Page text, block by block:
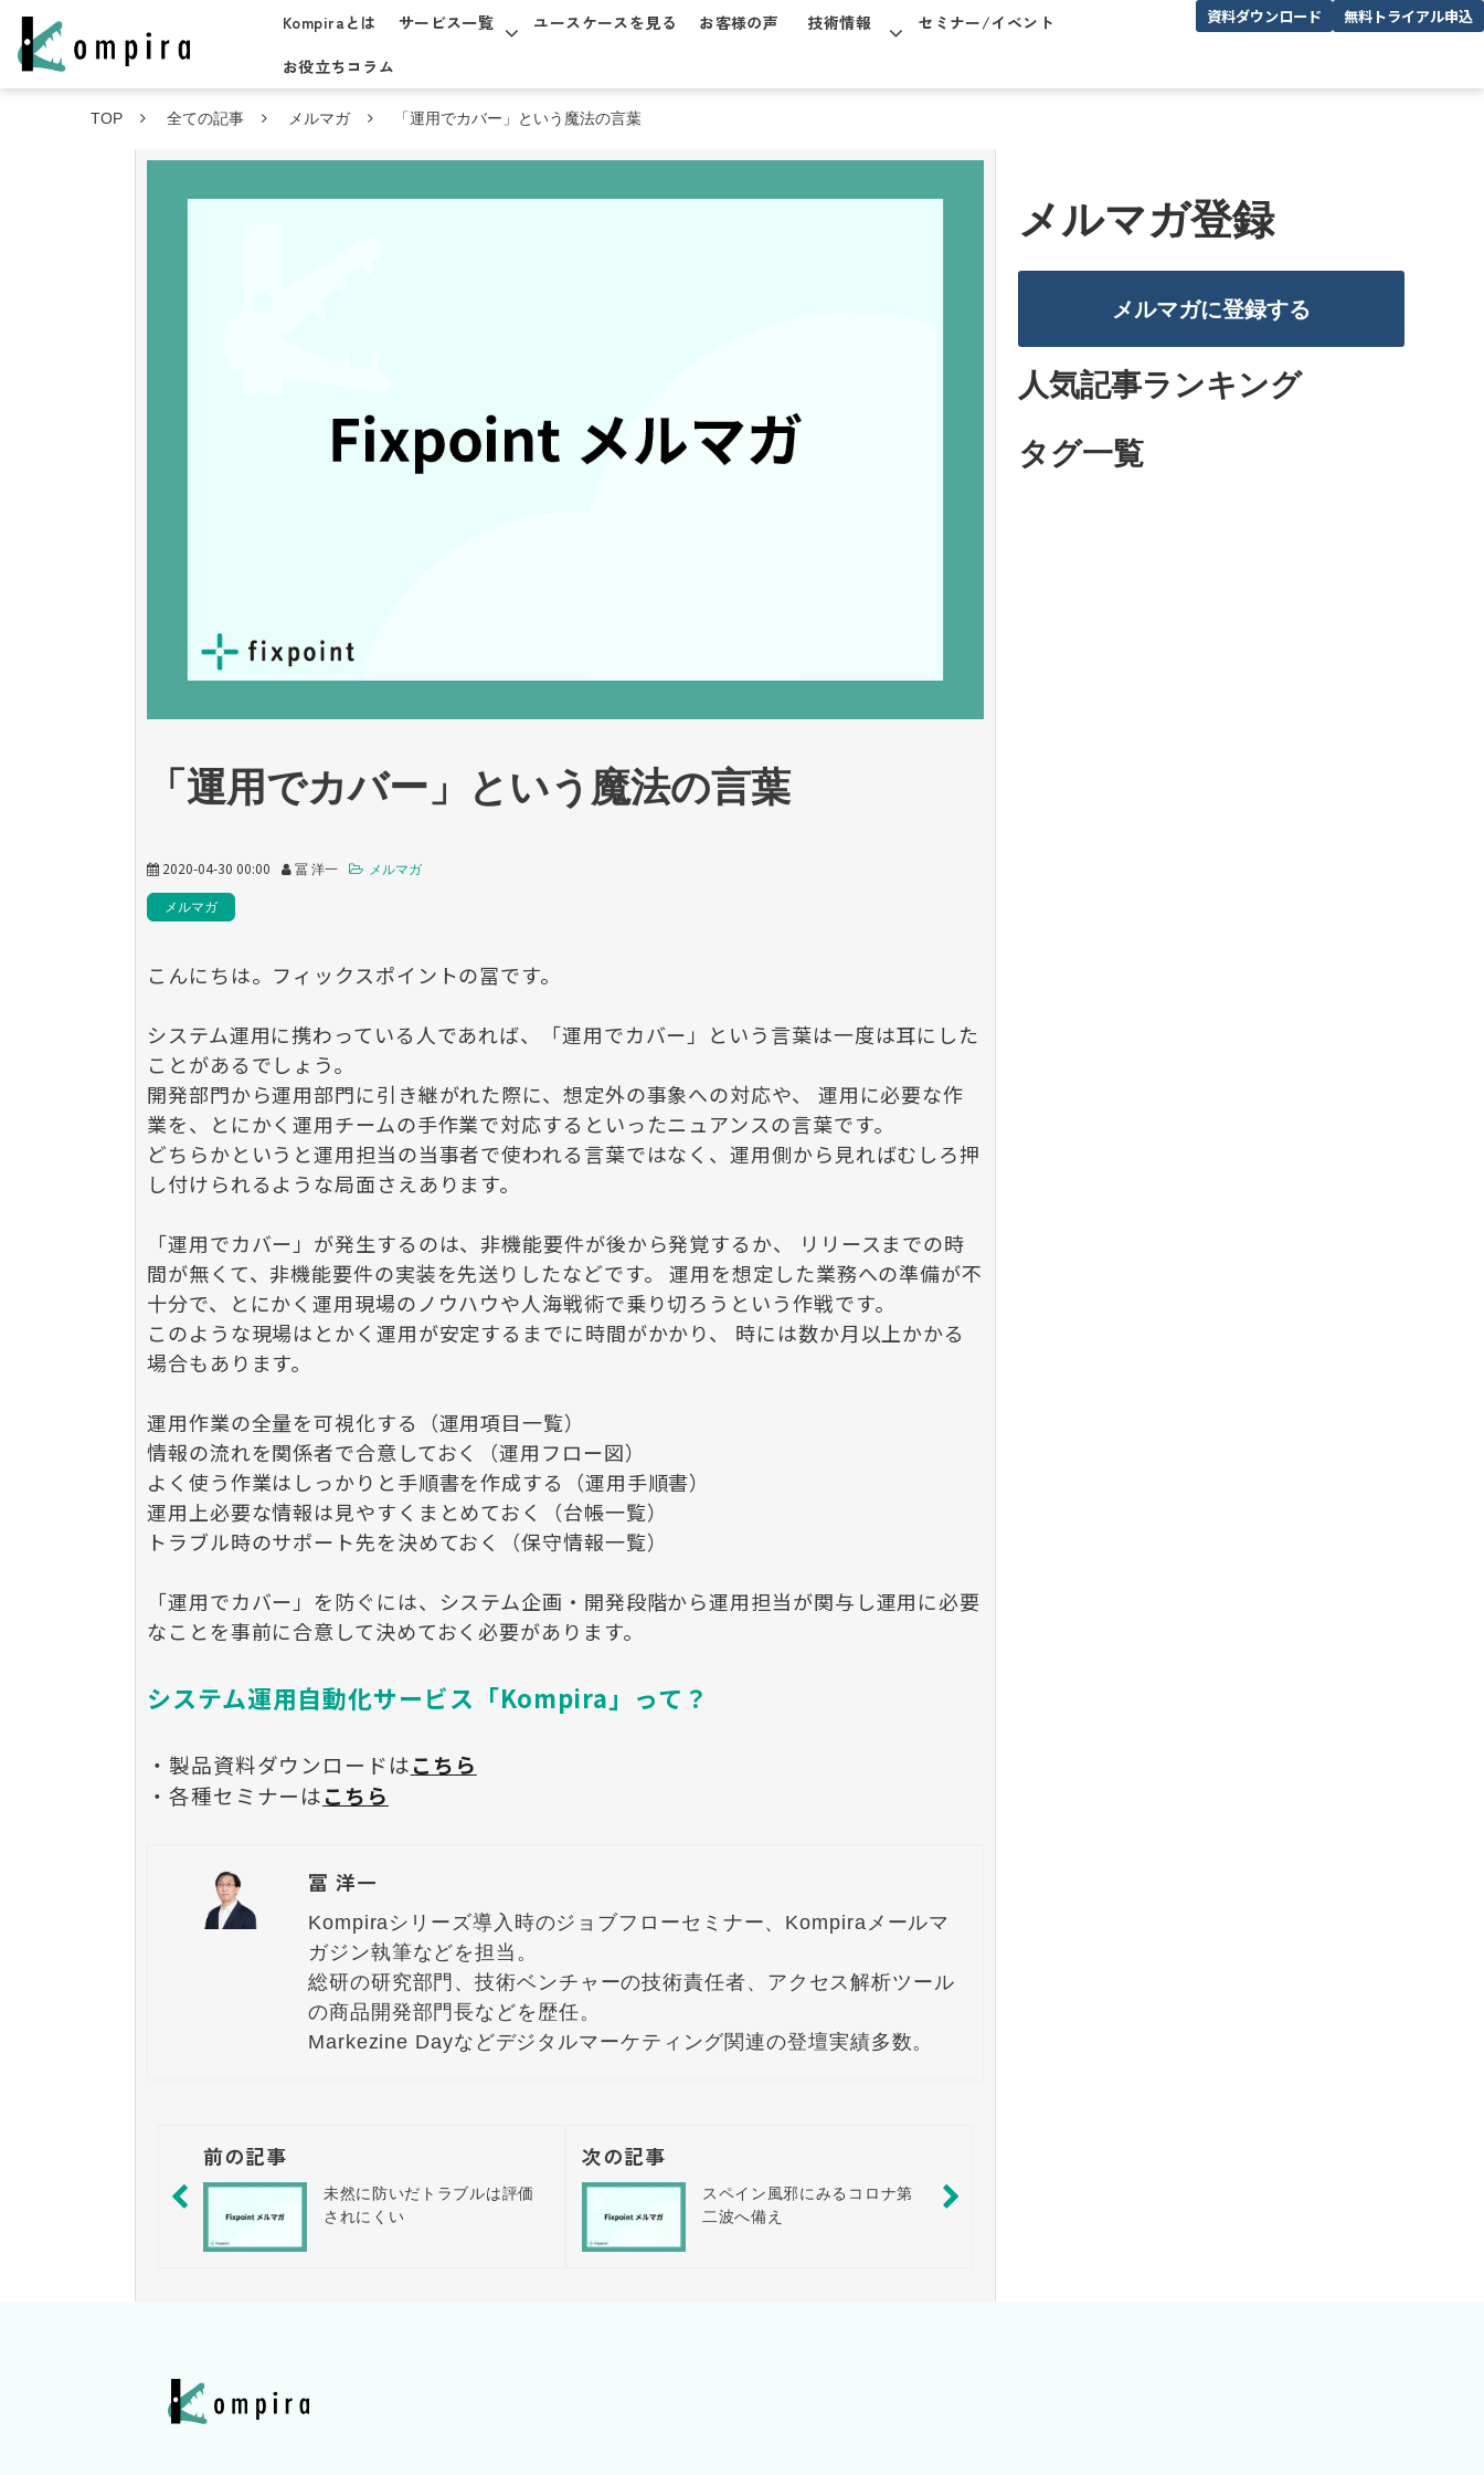
Kompiraとは サービス一覧 ユースケースを見る お客様の声 技術情報
セミナー/イベント
お役立ちコラム
資料ダウンロード 無料トライアル申込
TOP 全ての記事 メルマガ 「運用でカバー」という魔法の言葉
「運用でカバー」という魔法の言葉
2020-04-30 00:00 冨 洋一 メルマガ
メルマガ
こんにちは。フィックスポイントの冨です。
システム運用に携わっている人であれば、「運用でカバー」という言葉は一度は耳にした
ことがあるでしょう。
開発部門から運用部門に引き継がれた際に、想定外の事象への対応や、 運用に必要な作
業を、とにかく運用チームの手作業で対応するといったニュアンスの言葉です。
どちらかというと運用担当の当事者で使われる言葉ではなく、運用側から見ればむしろ押
し付けられるような局面さえあります。
「運用でカバー」が発生するのは、非機能要件が後から発覚するか、 リリースまでの時
間が無くて、非機能要件の実装を先送りしたなどです。 運用を想定した業務への準備が不
十分で、とにかく運用現場のノウハウや人海戦術で乗り切ろうという作戦です。
このような現場はとかく運用が安定するまでに時間がかかり、 時には数か月以上かかる
場合もあります。
運用作業の全量を可視化する（運用項目一覧）
情報の流れを関係者で合意しておく（運用フロー図）
よく使う作業はしっかりと手順書を作成する（運用手順書）
運用上必要な情報は見やすくまとめておく（台帳一覧）
トラブル時のサポート先を決めておく（保守情報一覧）
「運用でカバー」を防ぐには、システム企画・開発段階から運用担当が関与し運用に必要
なことを事前に合意して決めておく必要があります。
システム運用自動化サービス「Kompira」って？
・製品資料ダウンロードはこちら
・各種セミナーはこちら
冨 洋一
Kompiraシリーズ導入時のジョブフローセミナー、Kompiraメールマ
ガジン執筆などを担当。
総研の研究部門、技術ベンチャーの技術責任者、アクセス解析ツール
の商品開発部門長などを歴任。
Markezine Dayなどデジタルマーケティング関連の登壇実績多数。
前の記事
未然に防いだトラブルは評価
されにくい
次の記事
スペイン風邪にみるコロナ第
二波へ備え
メルマガ登録
メルマガに登録する
人気記事ランキング
タグ一覧